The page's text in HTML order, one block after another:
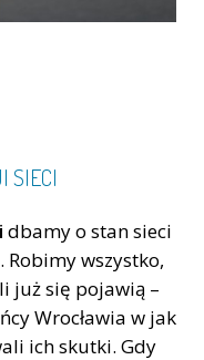
SIECI
dbamy o stan sieci
wszystko,
już się pojawią –
Wrocławia w jak
ich skutki. Gdy